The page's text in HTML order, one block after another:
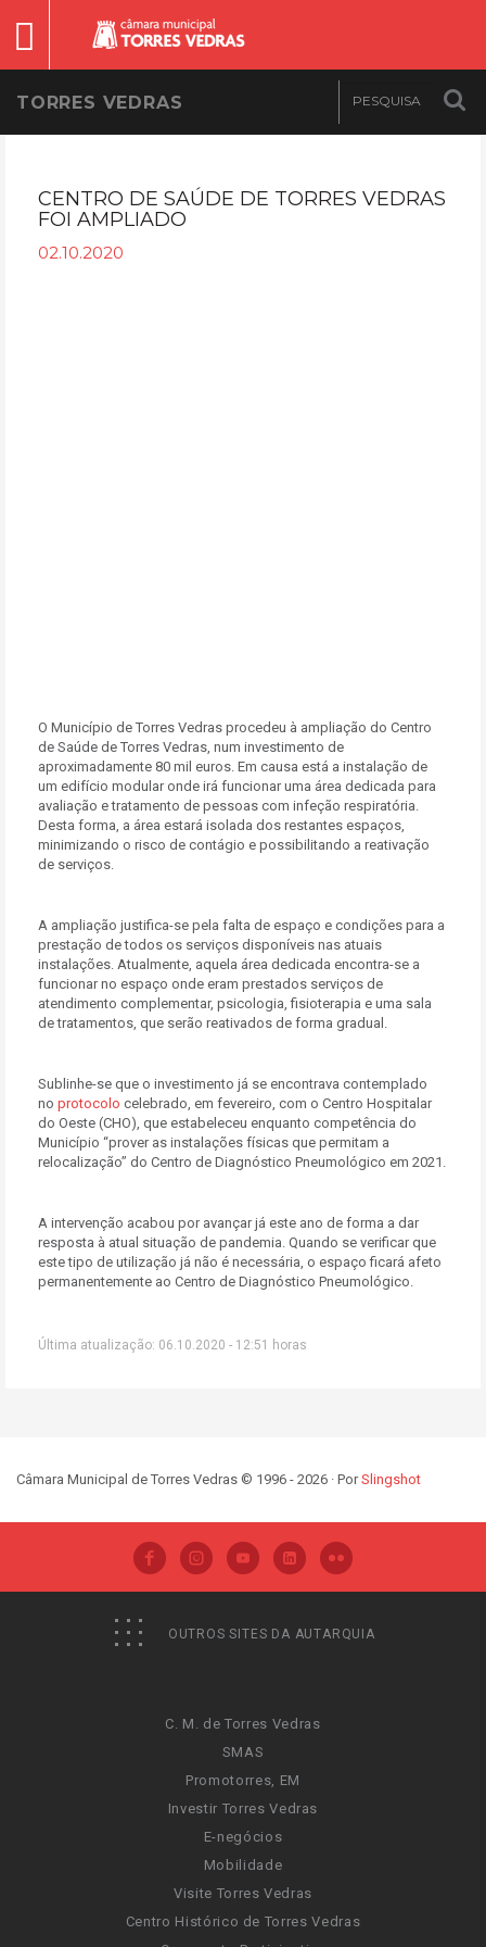
TORRES VEDRAS
CENTRO DE SAÚDE DE TORRES VEDRAS
FOI AMPLIADO
02.10.2020
O Município de Torres Vedras procedeu à ampliação do Centro
de Saúde de Torres Vedras, num investimento de
aproximadamente 80 mil euros. Em causa está a instalação de
um edifício modular onde irá funcionar uma área dedicada para
avaliação e tratamento de pessoas com infeção respiratória.
Desta forma, a área estará isolada dos restantes espaços,
minimizando o risco de contágio e possibilitando a reativação
de serviços.
A ampliação justifica-se pela falta de espaço e condições para a
prestação de todos os serviços disponíveis nas atuais
instalações. Atualmente, aquela área dedicada encontra-se a
funcionar no espaço onde eram prestados serviços de
atendimento complementar, psicologia, fisioterapia e uma sala
de tratamentos, que serão reativados de forma gradual.
Sublinhe-se que o investimento já se encontrava contemplado
no protocolo celebrado, em fevereiro, com o Centro Hospitalar
do Oeste (CHO), que estabeleceu enquanto competência do
Município “prover as instalações físicas que permitam a
relocalização” do Centro de Diagnóstico Pneumológico em 2021.
A intervenção acabou por avançar já este ano de forma a dar
resposta à atual situação de pandemia. Quando se verificar que
este tipo de utilização já não é necessária, o espaço ficará afeto
permanentemente ao Centro de Diagnóstico Pneumológico.
Última atualização: 06.10.2020 - 12:51 horas
Câmara Municipal de Torres Vedras © 1996 - 2026 · PorSlingshot
OUTROS SITES DA AUTARQUIA
C. M. de Torres Vedras
SMAS
Promotorres, EM
Investir Torres Vedras
E-negócios
Mobilidade
Visite Torres Vedras
Centro Histórico de Torres Vedras